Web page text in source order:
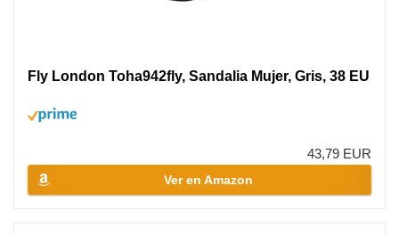
Fly London Toha942fly, Sandalia Mujer, Gris, 38 EU
43,79 EUR
Ver en Amazon